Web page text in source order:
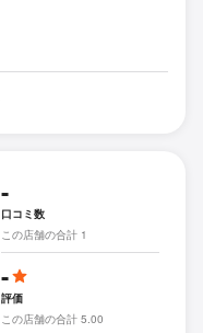
-
口コミ数
この店舗の合計 1
-
評価
この店舗の合計 5.00